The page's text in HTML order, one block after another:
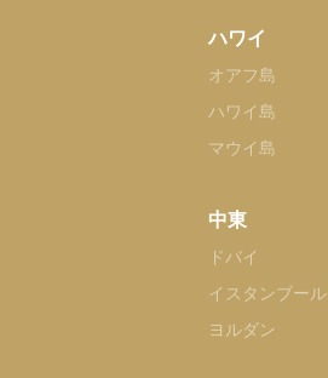
ハワイ
オアフ島
ハワイ島
マウイ島
中東
ドバイ
イスタンブール
ヨルダン